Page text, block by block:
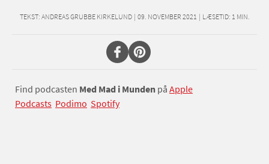
TEKST: ANDREAS GRUBBE KIRKELUND | 09. NOVEMBER 2021 | LÆSETID: 1 MIN.
Find podcasten Med Mad i Munden på Apple
Podcasts Podimo Spotify